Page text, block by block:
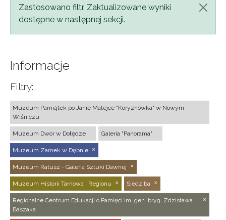
Komunikat
Zastosowano filtr. Zaktualizowane wyniki
dostępne w następnej sekcji.
Informacje
Filtry:
Muzeum Pamiątek po Janie Matejce "Koryznówka" w Nowym
Wiśniczu
Muzeum Dwór w Dołędze Galeria "Panorama"
Muzeum Zamek w Dębnie
Muzeum Ratusz - Galeria Sztuki Dawnej
Muzeum Historii Tarnowa i Regionu Siedziba
Regionalne Centrum Edukacji o Pamięci im. gen. bryg. Zdzisława
Baszaka